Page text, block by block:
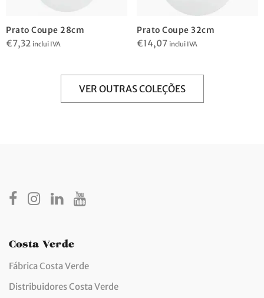
Prato Coupe 28cm
€7,32 inclui IVA
Prato Coupe 32cm
€14,07 inclui IVA
VER OUTRAS COLEÇÕES
Costa Verde
Fábrica Costa Verde
Distribuidores Costa Verde